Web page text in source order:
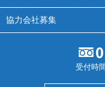
協力会社募集
受付時